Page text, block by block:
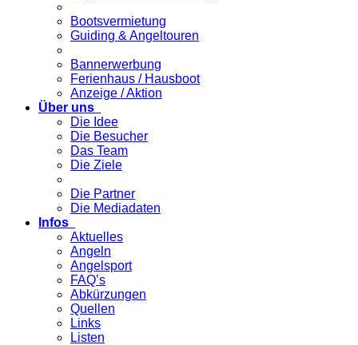
Bootsvermietung
Guiding & Angeltouren
Bannerwerbung
Ferienhaus / Hausboot
Anzeige / Aktion
Über uns
Die Idee
Die Besucher
Das Team
Die Ziele
Die Partner
Die Mediadaten
Infos
Aktuelles
Angeln
Angelsport
FAQ’s
Abkürzungen
Quellen
Links
Listen